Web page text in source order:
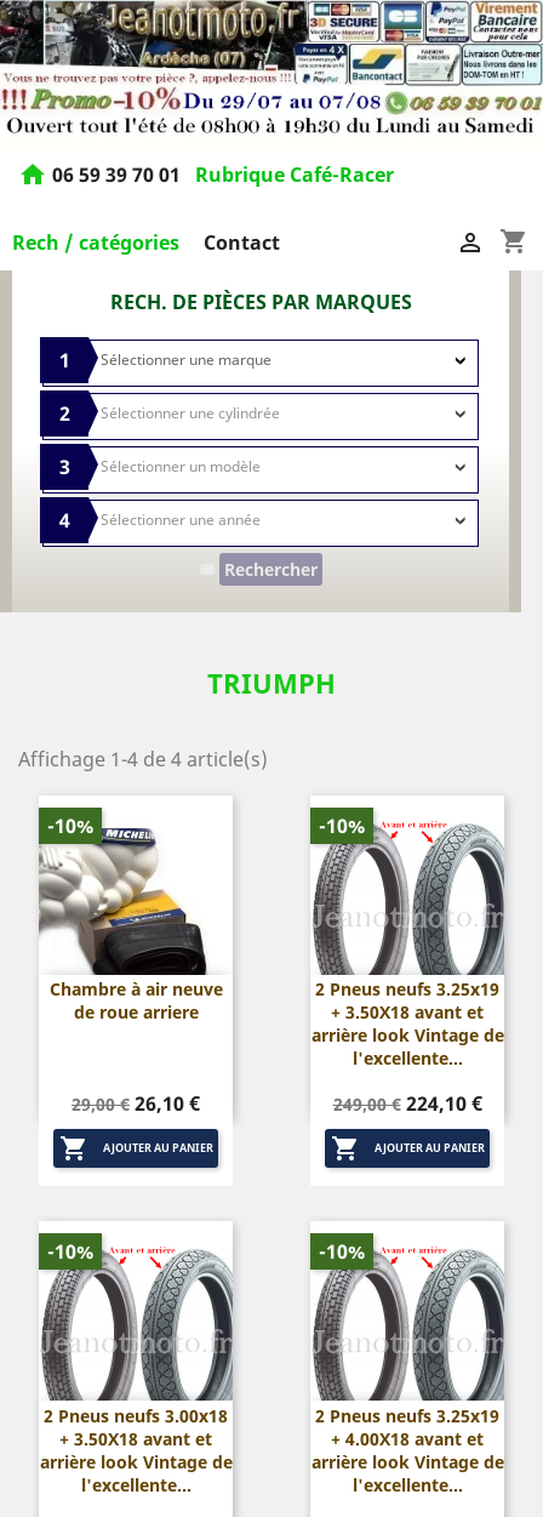
home 06 59 39 70 01 Rubrique Café-Racer
Rech / catégories Contact shopping_cart

RECH. DE PIÈCES PAR MARQUES
1
2
3
4
Rechercher
TRIUMPH
Affichage 1-4 de 4 article(s)
Chambre à air neuve
de roue arriere
Prix
de
base
29,00 € Prix
26,10 €
 AJOUTER AU PANIER
-10%
2 Pneus neufs 3.25x19
+ 3.50X18 avant et
arrière look Vintage de
l'excellente...
Prix
de
base
249,00 € Prix
224,10 €
 AJOUTER AU PANIER
-10%
2 Pneus neufs 3.00x18
+ 3.50X18 avant et
arrière look Vintage de
l'excellente...
-10%
2 Pneus neufs 3.25x19
+ 4.00X18 avant et
arrière look Vintage de
l'excellente...
-10%